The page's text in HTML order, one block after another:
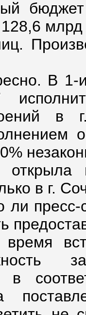
В 1-
в г.
ли
время
в